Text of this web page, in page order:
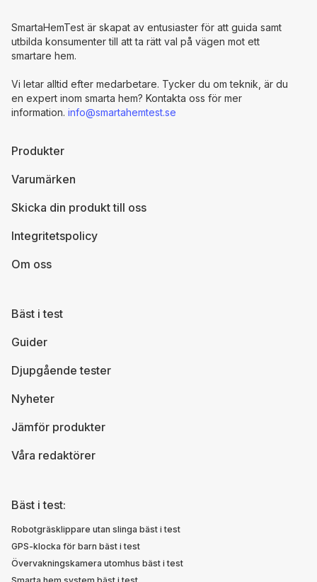
Bäst i test
Guider
Djupgående tester
Nyheter
Jämför produkter
Våra redaktörer
Produkter
Varumärken
Skicka din produkt till oss
Integritetspolicy
Om oss
SmartaHemTest är skapat av entusiaster för att guida samt
utbilda konsumenter till att ta rätt val på vägen mot ett
smartare hem.
Vi letar alltid efter medarbetare. Tycker du om teknik, är du
en expert inom smarta hem? Kontakta oss för mer
information. info@smartahemtest.se
Bäst i test:
Robotgräsklippare utan slinga bäst i test
GPS-klocka för barn bäst i test
Övervakningskamera utomhus bäst i test